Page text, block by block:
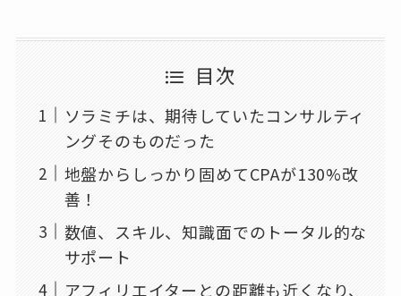
目次
ソラミチは、期待していたコンサルティ
ングそのものだった
地盤からしっかり固めてCPAが130%改
善！
数値、スキル、知識面でのトータル的な
サポート
アフィリエイターとの距離も近くなり、